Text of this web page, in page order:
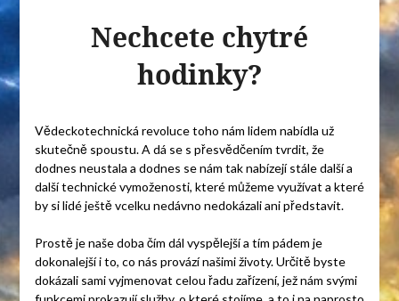
Nechcete chytré
hodinky?
Vědeckotechnická revoluce toho nám lidem nabídla už
skutečně spoustu. A dá se s přesvědčením tvrdit, že
dodnes neustala a dodnes se nám tak nabízejí stále další a
další technické vymoženosti, které můžeme využívat a které
by si lidé ještě vcelku nedávno nedokázali ani představit.
Prostě je naše doba čím dál vyspělejší a tím pádem je
dokonalejší i to, co nás provází našimi životy. Určitě byste
dokázali sami vyjmenovat celou řadu zařízení, jež nám svými